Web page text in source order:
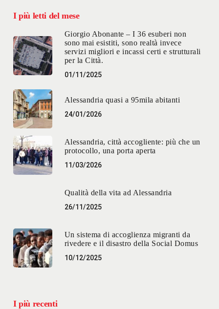
I più letti del mese
Giorgio Abonante – I 36 esuberi non
sono mai esistiti, sono realtà invece
servizi migliori e incassi certi e strutturali
per la Città.
01/11/2025
Alessandria quasi a 95mila abitanti
24/01/2026
Alessandria, città accogliente: più che un
protocollo, una porta aperta
11/03/2026
Qualità della vita ad Alessandria
26/11/2025
Un sistema di accoglienza migranti da
rivedere e il disastro della Social Domus
10/12/2025
I più recenti